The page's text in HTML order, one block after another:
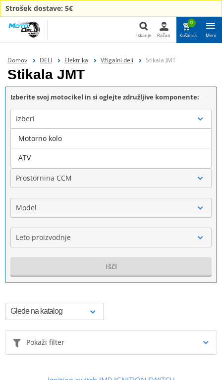
Strošek dostave: 5€
Iskanje Račun
0
Košarica Meni
Domov DELI Elektrika Vžigalni deli Stikala JMT
Stikala JMT
Izberite svoj motocikel in si oglejte združljive komponente:
Izberi
Blagovna znamka
Prostornina CCM
Model
Leto proizvodnje
Išči
Pokaži filter
Motorno kolo
ATV